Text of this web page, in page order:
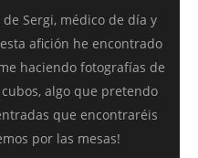
Sergi, médico de día y
afición he encontrado
haciendo fotografías de
algo que pretendo
que encontraréis
por las mesas!